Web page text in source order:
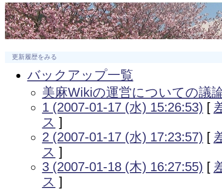
更新履歴をみる
バックアップ一覧
美麻Wikiの運営についての議
1 (2007-01-17 (水) 15:26:53) [
ス ]
2 (2007-01-17 (水) 17:23:57) [
ス ]
3 (2007-01-18 (木) 16:27:55) [
ス ]